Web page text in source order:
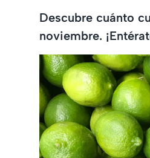
Descubre cuánto
noviembre.